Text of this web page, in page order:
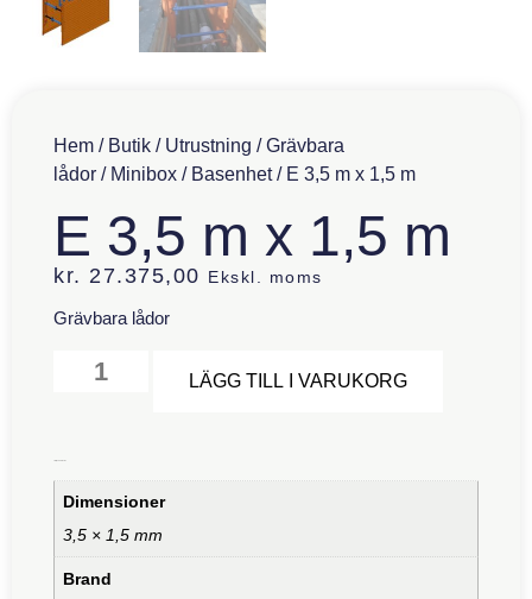
Hem / Butik / Utrustning /Grävbara
lådor / Minibox / Basenhet/ E 3,5 m x 1,5 m
E 3,5 m x 1,5 m
kr. 27.375,00 Ekskl. moms
Grävbara lådor
LÄGG TILL I VARUKORG
Dimensioner
3,5 × 1,5 mm
Brand